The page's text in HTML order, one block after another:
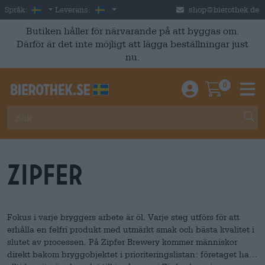
Skip to main content
Språk: Swedish
Leverans: Sverige shop@bierothek.de
Butiken håller för närvarande på att byggas om.
Därför är det inte möjligt att lägga beställningar just
nu.
Einloggen /
0
Zipfer
Fokus i varje bryggers arbete är öl. Varje steg utförs för att
erhålla en felfri produkt med utmärkt smak och bästa kvalitet i
slutet av processen. På Zipfer Brewery kommer människor
direkt bakom bryggobjektet i prioriteringslistan: företaget har